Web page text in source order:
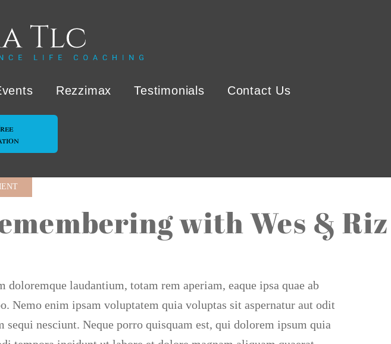
Rezzimax Testimonials Contact Us
with Wes & Riz
laudantium, totam rem aperiam, eaque ipsa quae ab
Nemo enim ipsam voluptatem quia voluptas sit aspernatur aut odit
nesciunt. Neque porro quisquam est, qui dolorem ipsum quia